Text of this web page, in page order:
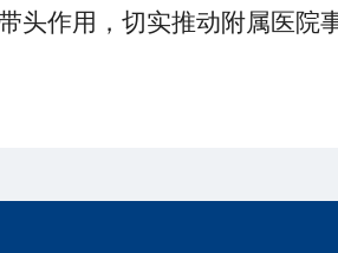
头作用，切实推动附属医院